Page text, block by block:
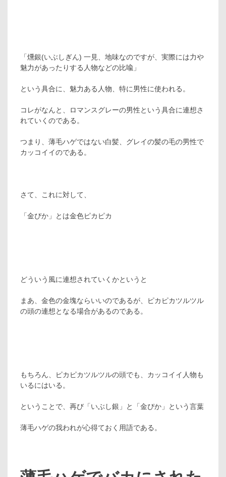
「燻銀(いぶしぎん) 一見、地味なのですが、実際には力や
魅力があったりする人物などの比喩」
という具合に、魅力ある人物、特に男性に使われる。
コレがなんと、ロマンスグレーの男性という具合に連想さ
れていくのである。
つまり、薄毛ハゲではない白髪、グレイの髪の毛の男性で
カッコイイのである。
さて、これに対して、
「金ぴか」とは金色ピカピカ
どういう風に連想されていくかというと
まあ、金色の金塊ならいいのであるが、ピカピカツルツル
の頭の連想となる場合があるのである。
もちろん、ピカピカツルツルの頭でも、カッコイイ人物も
いるにはいる。
ということで、再び「いぶし銀」と「金ぴか」という言葉
薄毛ハゲの我われが心得ておく用語である。